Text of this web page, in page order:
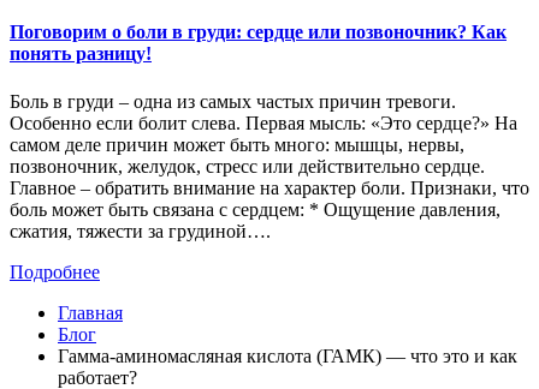
Поговорим о боли в груди: сердце или позвоночник? Как
понять разницу!
Боль в груди – одна из самых частых причин тревоги.
Особенно если болит слева. Первая мысль: «Это сердце?» На
самом деле причин может быть много: мышцы, нервы,
позвоночник, желудок, стресс или действительно сердце.
Главное – обратить внимание на характер боли. Признаки, что
боль может быть связана с сердцем: * Ощущение давления,
сжатия, тяжести за грудиной….
Подробнее
Главная
Блог
Гамма-аминомасляная кислота (ГАМК) — что это и как
работает?